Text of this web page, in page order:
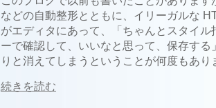
などの自動整形とともに、イリーガルな
がエディタにあって、「ちゃんとスタイ
ーで確認して、いいなと思って、保存す
りと消えてしまうということが何度もあり
続きを読む